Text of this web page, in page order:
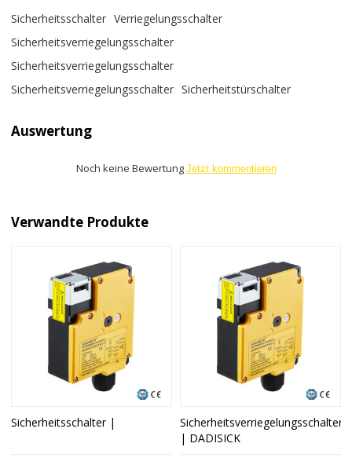
Sicherheitsschalter Verriegelungsschalter
Sicherheitsverriegelungsschalter
Sicherheitsverriegelungsschalter
Sicherheitsverriegelungsschalter Sicherheitstürschalter
Auswertung
Noch keine Bewertung Jetzt kommentieren
Verwandte Produkte
Sicherheitsschalter |
Sicherheitsverriegelungsschalter
| DADISICK